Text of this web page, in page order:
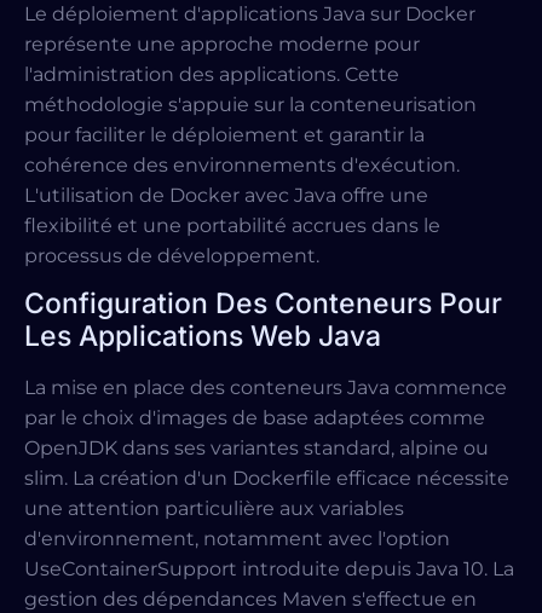
Le déploiement d'applications Java sur Docker
représente une approche moderne pour
l'administration des applications. Cette
méthodologie s'appuie sur la conteneurisation
pour faciliter le déploiement et garantir la
cohérence des environnements d'exécution.
L'utilisation de Docker avec Java offre une
flexibilité et une portabilité accrues dans le
processus de développement.
Configuration Des Conteneurs Pour
Les Applications Web Java
La mise en place des conteneurs Java commence
par le choix d'images de base adaptées comme
OpenJDK dans ses variantes standard, alpine ou
slim. La création d'un Dockerfile efficace nécessite
une attention particulière aux variables
d'environnement, notamment avec l'option
UseContainerSupport introduite depuis Java 10. La
gestion des dépendances Maven s'effectue en